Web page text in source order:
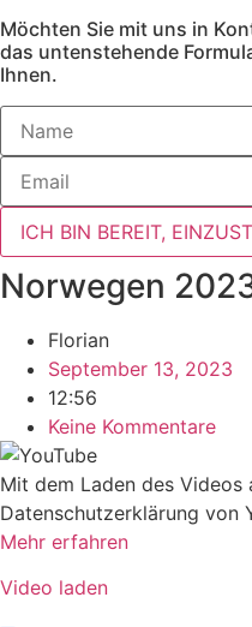
Möchten Sie mit uns in
das untenstehende
Ihnen.
ICH BIN BEREIT,
Norwegen
Florian
September 13, 2023
12:56
Keine Kommentare
Mit dem Laden des Videos
Datenschutzerklärung von
Mehr erfahren
Video laden